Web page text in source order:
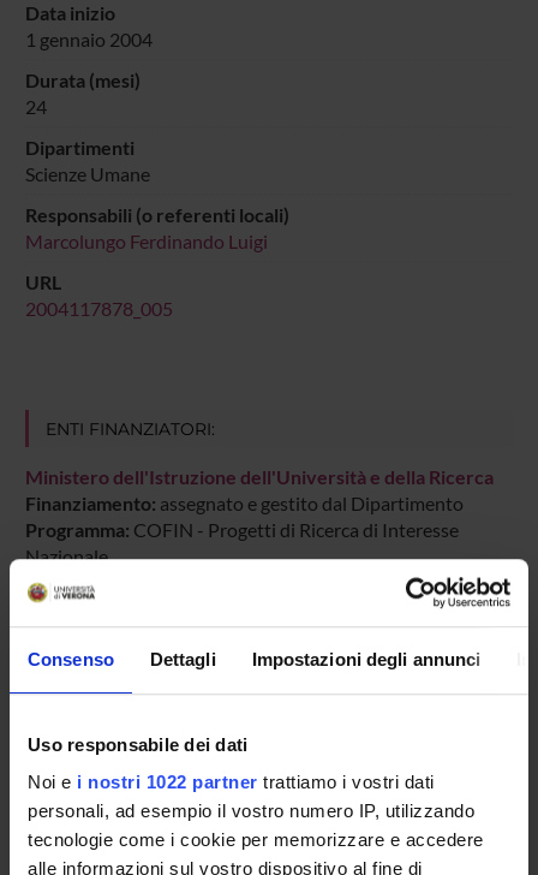
Consenso Dettagli Impostazioni degli annunci
Uso responsabile dei dati
Noi e i nostri 1022 partner trattiamo i vostri dati
personali, ad esempio il vostro numero IP, utilizzando
tecnologie come i cookie per memorizzare e accedere
alle informazioni sul vostro dispositivo al fine di
Data inizio
1 gennaio 2004
Durata (mesi)
24
Dipartimenti
Scienze Umane
Responsabili (o referenti locali)
Marcolungo Ferdinando Luigi
URL
2004117878_005
ENTI FINANZIATORI:
Ministero dell'Istruzione dell'Università e della Ricerca
Finanziamento: assegnato e gestito dal Dipartimento
Programma: COFIN - Progetti di Ricerca di Interesse
Nazionale
PARTECIPANTI AL PROGETTO
Professore ordinario
Mario Lombardo
Mario Longo
Ferdinando Luigi Marcolungo